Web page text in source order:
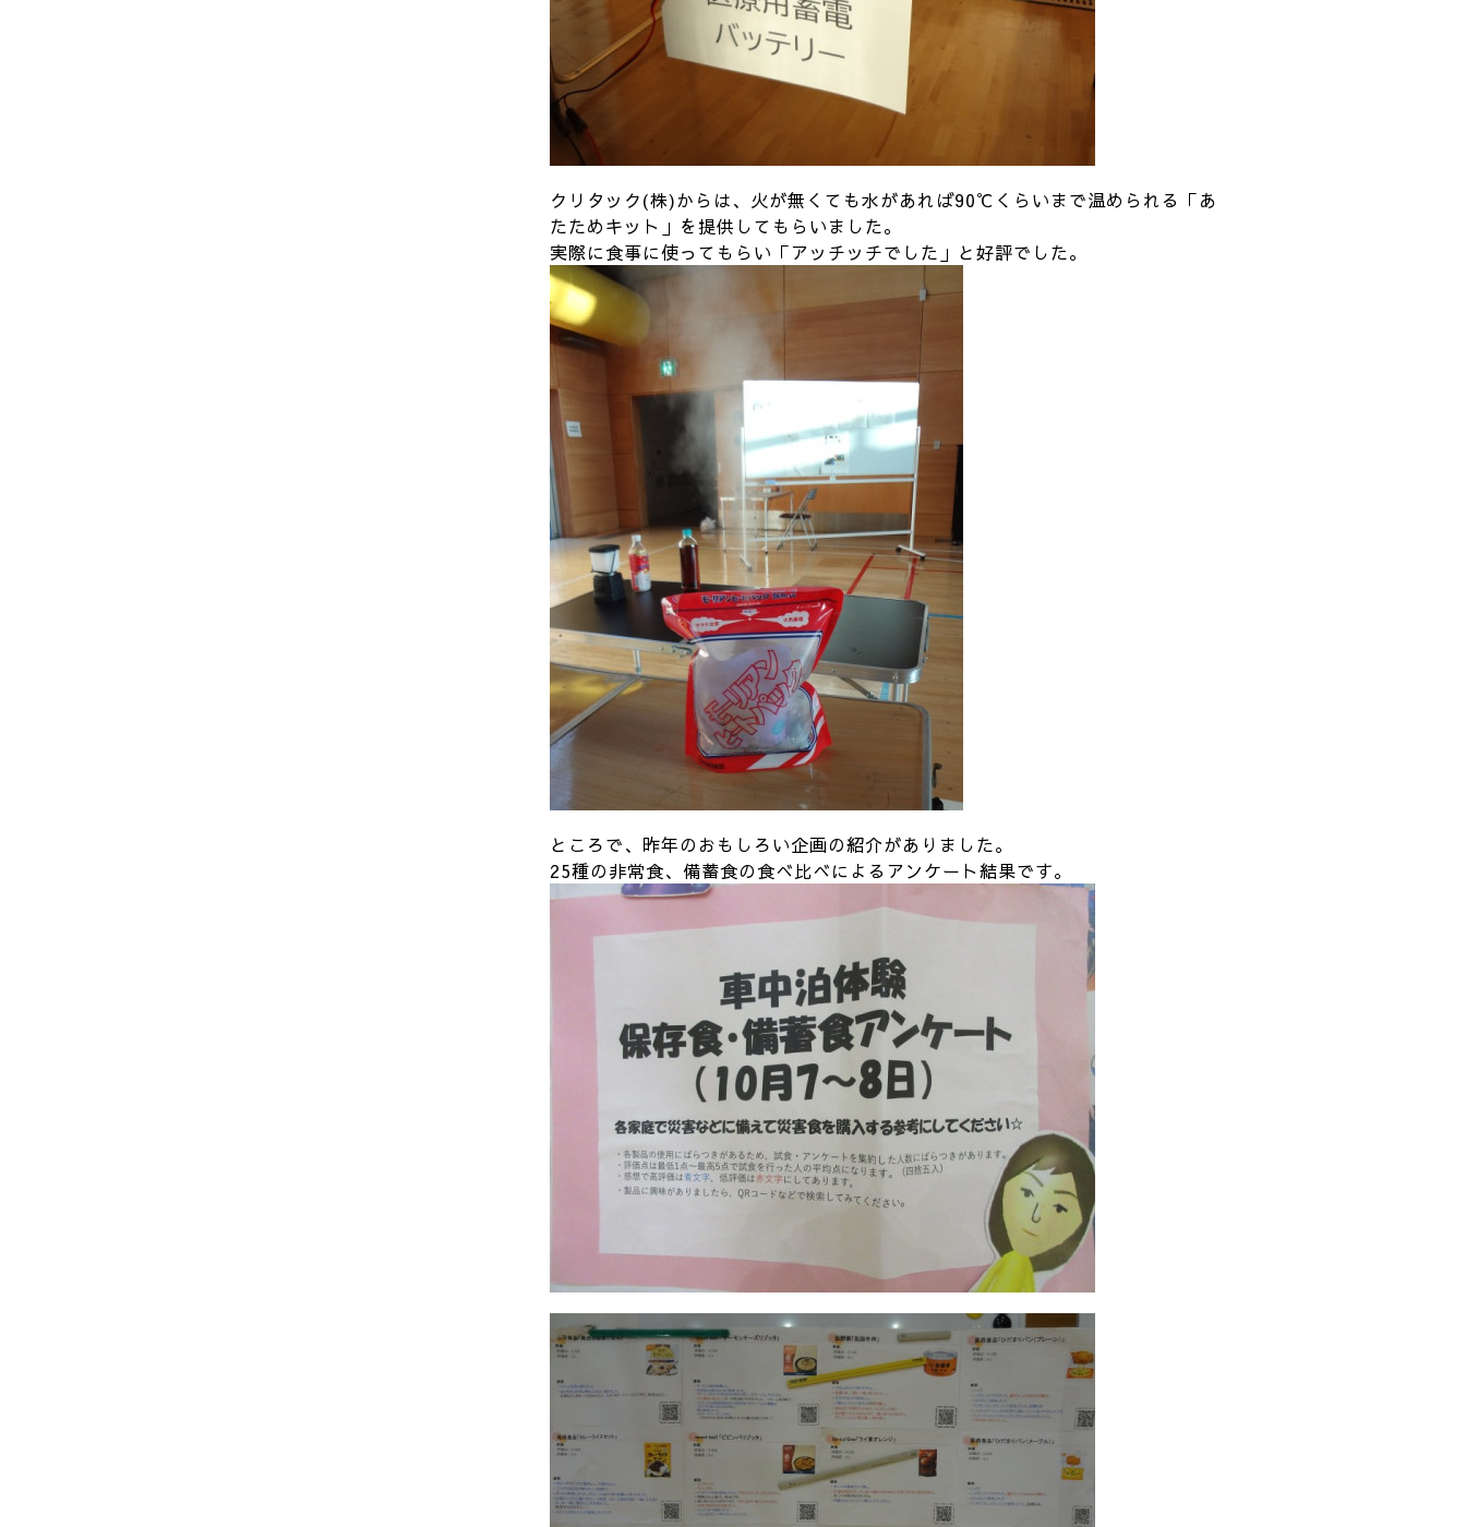
クリタック(株)からは、火が無くても水があれば90℃くらいまで温められる「あ
たためキット」を提供してもらいました。
実際に食事に使ってもらい「アッチッチでした」と好評でした。
ところで、昨年のおもしろい企画の紹介がありました。
25種の非常食、備蓄食の食べ比べによるアンケート結果です。